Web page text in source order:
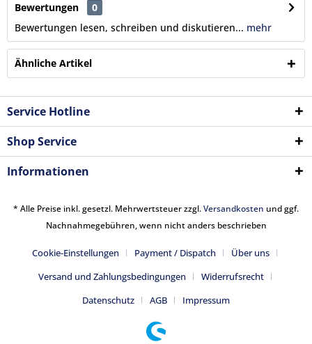
Bewertungen
0
Bewertungen lesen, schreiben und diskutieren... mehr
Ähnliche Artikel
Service Hotline
Shop Service
Informationen
* Alle Preise inkl. gesetzl. Mehrwertsteuer zzgl.Versandkosten und ggf.
Nachnahmegebühren, wenn nicht anders beschrieben
Cookie-Einstellungen Payment / Dispatch
Über uns
Versand und Zahlungsbedingungen
Widerrufsrecht
Datenschutz
AGB Impressum